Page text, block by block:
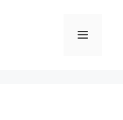
메